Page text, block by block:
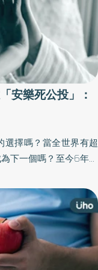
安樂死公投」：
選擇嗎？當全世界有超
下一個嗎？至今6年過
年開始致力推動「死亡
」案），在街頭巷尾找